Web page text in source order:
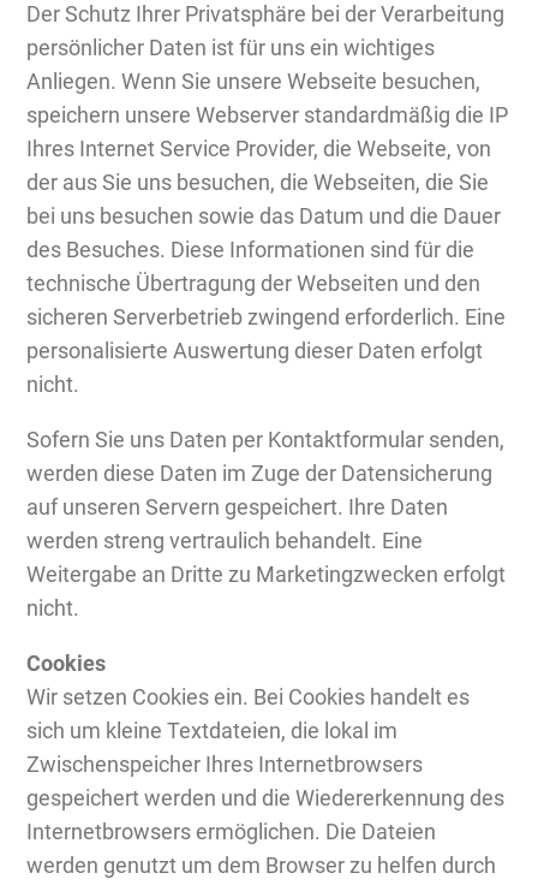
Der Schutz Ihrer Privatsphäre bei der Verarbeitung
persönlicher Daten ist für uns ein wichtiges
Anliegen. Wenn Sie unsere Webseite besuchen,
speichern unsere Webserver standardmäßig die IP
Ihres Internet Service Provider, die Webseite, von
der aus Sie uns besuchen, die Webseiten, die Sie
bei uns besuchen sowie das Datum und die Dauer
des Besuches. Diese Informationen sind für die
technische Übertragung der Webseiten und den
sicheren Serverbetrieb zwingend erforderlich. Eine
personalisierte Auswertung dieser Daten erfolgt
nicht.
Sofern Sie uns Daten per Kontaktformular senden,
werden diese Daten im Zuge der Datensicherung
auf unseren Servern gespeichert. Ihre Daten
werden streng vertraulich behandelt. Eine
Weitergabe an Dritte zu Marketingzwecken erfolgt
nicht.
Cookies
Wir setzen Cookies ein. Bei Cookies handelt es
sich um kleine Textdateien, die lokal im
Zwischenspeicher Ihres Internetbrowsers
gespeichert werden und die Wiedererkennung des
Internetbrowsers ermöglichen. Die Dateien
werden genutzt um dem Browser zu helfen durch